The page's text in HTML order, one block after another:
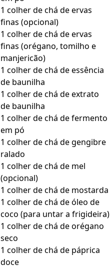
1 colher de chá de ervas
finas (opcional)
1 colher de chá de ervas
finas (orégano, tomilho e
manjericão)
1 colher de chá de essência
de baunilha
1 colher de chá de extrato
de baunilha
1 colher de chá de fermento
em pó
1 colher de chá de gengibre
ralado
1 colher de chá de mel
(opcional)
1 colher de chá de mostarda
1 colher de chá de óleo de
coco (para untar a frigideira)
1 colher de chá de orégano
seco
1 colher de chá de páprica
doce